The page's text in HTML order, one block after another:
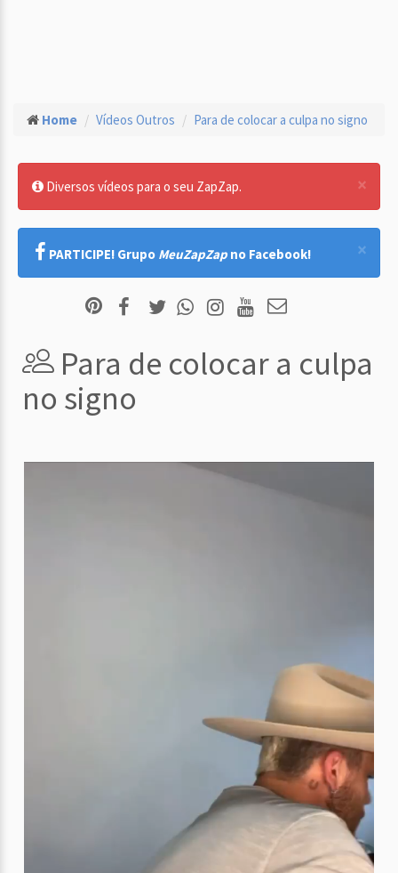
Home Vídeos Outros Para de colocar a culpa no signo
×
Diversos vídeos para o seu ZapZap.
×
PARTICIPE! Grupo MeuZapZap no Facebook!
Para de colocar a culpa
no signo